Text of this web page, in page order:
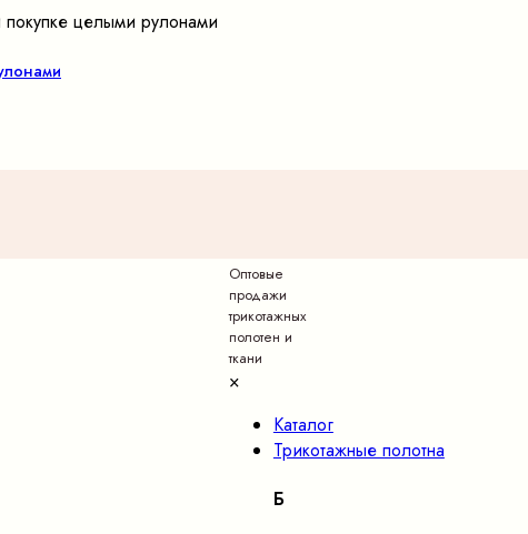
целыми рулонами
Оптовые
продажи
трикотажных
полотен и
ткани
×
Каталог
Трикотажные полотна
Б